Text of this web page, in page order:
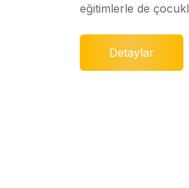
eğitimlerle de
Detaylar